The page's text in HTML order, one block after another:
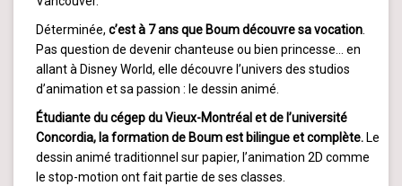
Déterminée, c’est à 7 ans que Boum découvre sa vocation.
Pas question de devenir chanteuse ou bien princesse… en
allant à Disney World, elle découvre l’univers des studios
d’animation et sa passion : le dessin animé.
Étudiante du cégep du Vieux-Montréal et de l’université
Concordia, la formation de Boum est bilingue et complète. Le
dessin animé traditionnel sur papier, l’animation 2D comme
le stop-motion ont fait partie de ses classes.